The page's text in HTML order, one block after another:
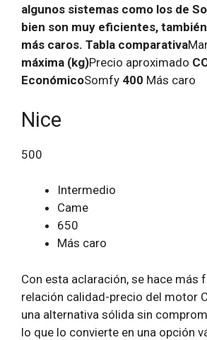
algunos sistemas como los de
bien son muy eficientes,
más caros. Tabla comparativa
máxima (kg)Precio aproximado
EconómicoSomfy 400 Más caro
Nice
500
Intermedio
Came
650
Más caro
Con esta aclaración, se hace más
relación calidad-precio del motor
una alternativa sólida sin
lo que lo convierte en una opción